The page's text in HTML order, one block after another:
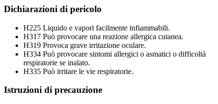
Dichiarazioni di pericolo
H225 Liquido e vapori facilmente infiammabili.
H317 Può provocare una reazione allergica cutanea.
H319 Provoca grave irritazione oculare.
H334 Può provocare sintomi allergici o asmatici o difficoltà
respiratorie se inalato.
H335 Può irritare le vie respiratorie.
Istruzioni di precauzione